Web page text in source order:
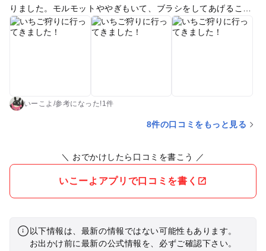
りました。モルモットややぎもいて、ブラシをしてあげること
もでき、ヤギがすすんでやってきたので子供は大喜びでブラッ
シングしていました。餌も100円くらいであげることができま
いーこよ /参考に なった!1件
8件の口コミをもっと見る
＼ おでかけしたら口コミを書こう ／
いこーよアプリで口コミを書く
以下情報は、最新の情報ではない可能性もあります。
お出かけ前に最新の公式情報を、必ずご確認下さい。